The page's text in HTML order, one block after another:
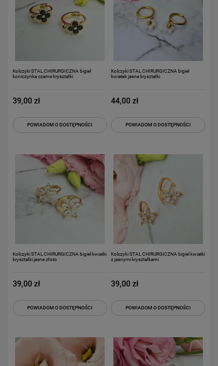
Kolczyki STAL CHIRURGICZNA bigiel
koniczynka czarne kryształki
39,00 zł
POWIADOM O DOSTĘPNOŚCI
Kolczyki STAL CHIRURGICZNA bigiel
kwiatek jasne kryształki
44,00 zł
POWIADOM O DOSTĘPNOŚCI
Kolczyki STAL CHIRURGICZNA bigiel kwiatki
kryształki jasne złoto
39,00 zł
POWIADOM O DOSTĘPNOŚCI
Kolczyki STAL CHIRURGICZNA bigiel kwiatki
z jasnymi kryształkami
39,00 zł
POWIADOM O DOSTĘPNOŚCI